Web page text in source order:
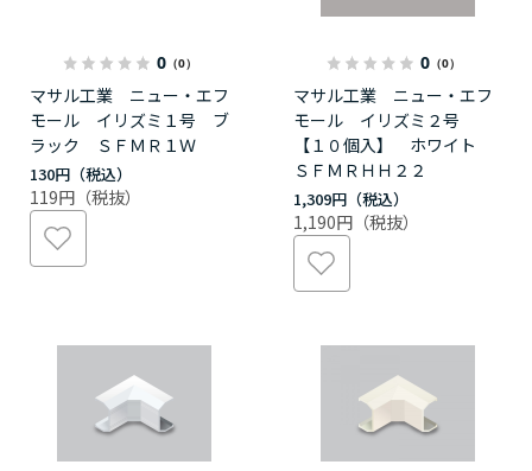
0 （0）
マサル工業 ニュー・エフ
モール イリズミ１号 ブ
ラック ＳＦＭＲ１Ｗ
130円
119円
0（0）
マサル工業 ニュー・エフ
モール イリズミ２号
【１０個入】 ホワイト
ＳＦＭＲＨＨ２２
1,309円
1,190円